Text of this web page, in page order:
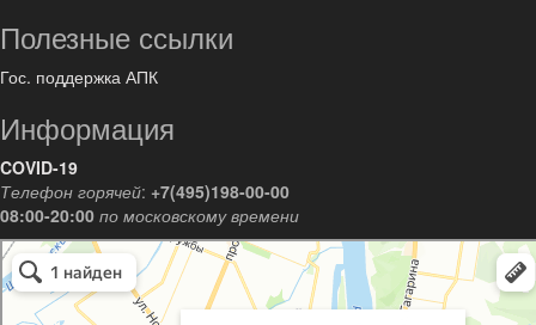
Полезные ссылки
Гос. поддержка АПК
Информация
COVID-19
Телефон горячей: +7(495)198-00-00
08:00-20:00 по московскому времени